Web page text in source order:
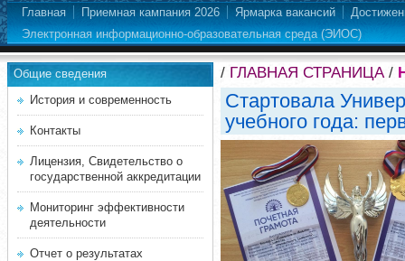
Главная Приемная кампания 2026 Ярмарка вакансий
Электронная информационно-образовательная среда (ЭИОС)
Общие сведения
История и современность
Контакты
Лицензия, Свидетельство о
государственной аккредитации
Мониторинг эффективности
деятельности
Отчет о результатах
/ ГЛАВНАЯ СТРАНИЦА/
Стартовала
учебного года: